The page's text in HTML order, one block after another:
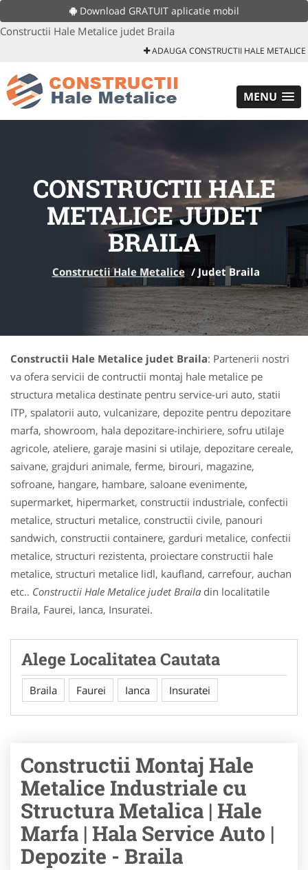
Download GRATUIT aplicatie mobil
Constructii Hale Metalice judet Braila
ADAUGA CONSTRUCTII HALE METALICE
MENU
CONSTRUCTII HALE
METALICE JUDET
BRAILA
Constructii Hale Metalice /Judet Braila
Constructii Hale Metalice judet Braila: Partenerii nostri
va ofera servicii de contructii montaj hale metalice pe
structura metalica destinate pentru service-uri auto, statii
ITP, spalatorii auto, vulcanizare, depozite pentru depozitare
marfa, showroom, hala depozitare-inchiriere, sofru utilaje
agricole, ateliere, garaje masini si utilaje, depozitare cereale,
saivane, grajduri animale, ferme, birouri, magazine,
sofroane, hangare, hambare, saloane evenimente,
supermarket, hipermarket, constructii industriale, confectii
metalice, structuri metalice, constructii civile, panouri
sandwich, constructii containere, garduri metalice, confectii
metalice, structuri rezistenta, proiectare constructii hale
metalice, structuri metalice lidl, kaufland, carrefour, auchan
etc.. Constructii Hale Metalice judet Braila din localitatile
Braila, Faurei, Ianca, Insuratei.
Alege Localitatea Cautata
Braila Faurei Ianca Insuratei
Constructii Montaj Hale
Metalice Industriale cu
Structura Metalica | Hale
Marfa | Hala Service Auto |
Depozite - Braila